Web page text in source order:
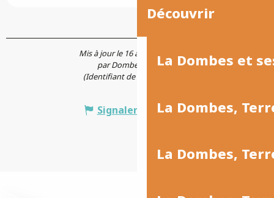
Découvrir
La Dombes et
La Dombes,
La Dombes,
Mis à jour le 16 avril 2026 à 11:30
par Dombes Tourisme
(Identifiant de l'offre :
Signaler une erreur